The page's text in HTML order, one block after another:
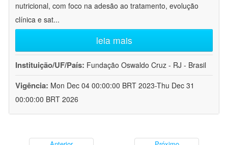
nutricional, com foco na adesão ao tratamento, evolução
clínica e sat...
leia mais
Instituição/UF/País: Fundação Oswaldo Cruz - RJ - Brasil
Vigência: Mon Dec 04 00:00:00 BRT 2023-Thu Dec 31
00:00:00 BRT 2026